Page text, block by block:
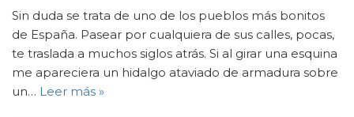
Sin duda se trata de uno de los pueblos más bonitos
de España. Pasear por cualquiera de sus calles, pocas,
te traslada a muchos siglos atrás. Si al girar una esquina
me apareciera un hidalgo ataviado de armadura sobre
un… Leer más »